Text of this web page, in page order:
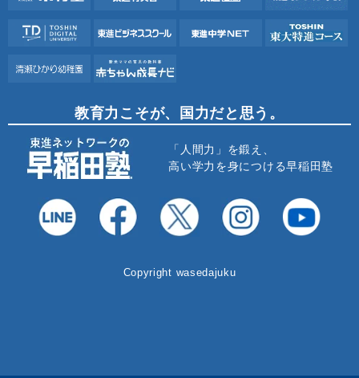
教育力こそが、国力だと思う。
「人間力」を鍛え、
高い学力を身につける早稲田塾
Copyright wasedajuku